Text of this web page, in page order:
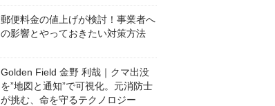
郵便料金の値上げが検討！事業者へ
の影響とやっておきたい対策方法
Golden Field 金野 利哉｜クマ出没
を”地図と通知”で可視化。元消防士
が挑む、命を守るテクノロジー